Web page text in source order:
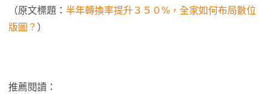
（原文標題： 半年轉換率提升３５０%，全家如何布局數位
版圖？ ）
推薦閱讀：